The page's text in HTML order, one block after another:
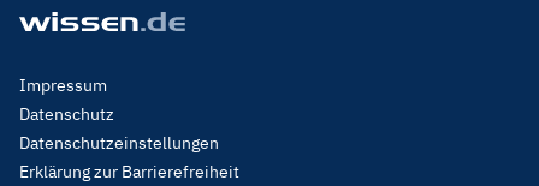
Footer
Menu
Legal
Impressum
Datenschutz
Datenschutzeinstellungen
Erklärung zur Barrierefreiheit